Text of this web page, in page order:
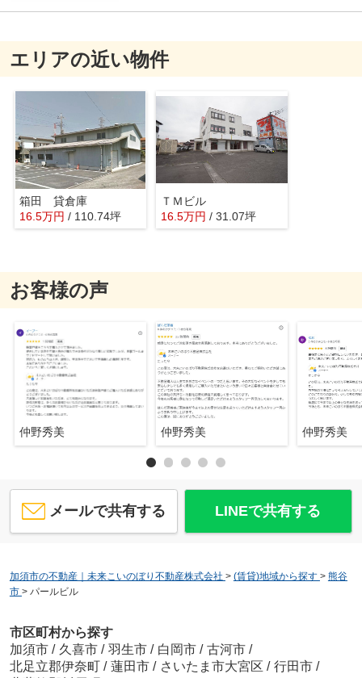
エリアの近い物件
箱田 貸倉庫
16.5万円 / 110.74坪
ＴＭビル
16.5万円 / 31.07坪
お客様の声
仲野秀美 仲野秀美 仲野秀美
メールで共有する LINEで共有する
加須市の不動産｜未来こいのぼり不動産株式会社 > (賃貸)地域から探す > 熊谷
市 > パールビル
市区町村から探す
加須市 / 久喜市 / 羽生市 / 白岡市 / 古河市 /
北足立郡伊奈町 / 蓮田市 / さいたま市大宮区 / 行田市 /